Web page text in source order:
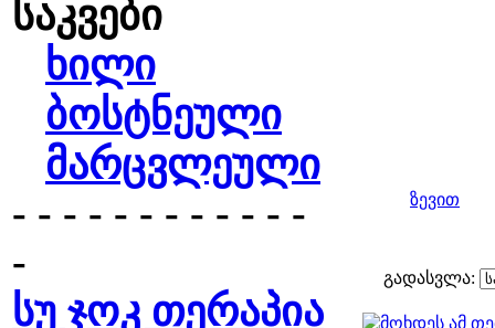
საკვები
ხილი
ბოსტნეული
მარცვლეული
- - - - - - - - - - - -
-
სუ ჯოკ თერაპია
ზევით
გადასვლა: